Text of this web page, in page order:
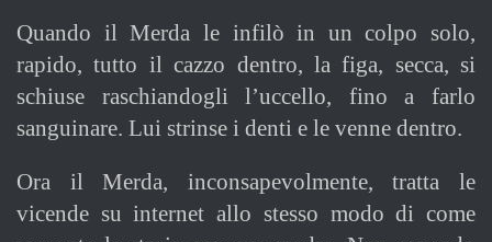
Quando il Merda le infilò in un colpo solo,
rapido, tutto il cazzo dentro, la figa, secca, si
schiuse raschiandogli l’uccello, fino a farlo
sanguinare. Lui strinse i denti e le venne dentro.
Ora il Merda, inconsapevolmente, tratta le
vicende su internet allo stesso modo di come